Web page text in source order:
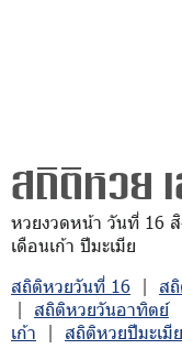
สถิติหวย
หวยงวดหน้า วันที่ 16
เดือนเก้า ปีมะเมีย
สถิติหวยวันที่ 16 | ส
| สถิติหวยวันอาทิตย์
เก้า | สถิติหวยปีมะเมีย